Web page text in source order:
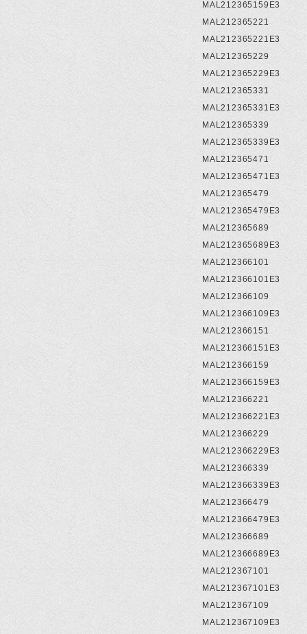
MAL212365159E3
MAL212365221
MAL212365221E3
MAL212365229
MAL212365229E3
MAL212365331
MAL212365331E3
MAL212365339
MAL212365339E3
MAL212365471
MAL212365471E3
MAL212365479
MAL212365479E3
MAL212365689
MAL212365689E3
MAL212366101
MAL212366101E3
MAL212366109
MAL212366109E3
MAL212366151
MAL212366151E3
MAL212366159
MAL212366159E3
MAL212366221
MAL212366221E3
MAL212366229
MAL212366229E3
MAL212366339
MAL212366339E3
MAL212366479
MAL212366479E3
MAL212366689
MAL212366689E3
MAL212367101
MAL212367101E3
MAL212367109
MAL212367109E3